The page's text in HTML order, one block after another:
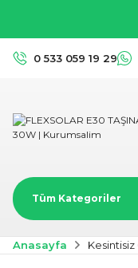
0 533 059 19 29
Tüm Kategoriler
Anasayfa Kesintisiz